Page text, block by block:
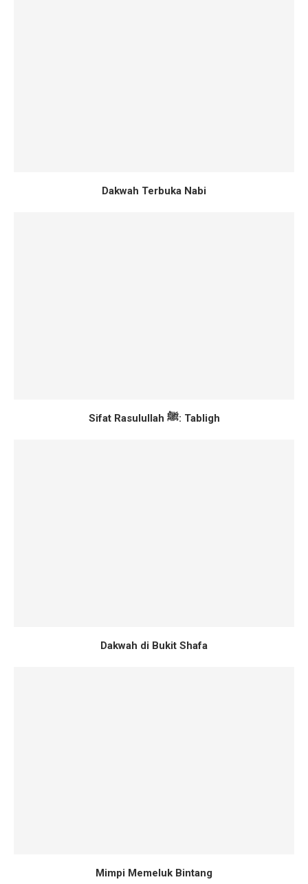
Dakwah Terbuka Nabi
Sifat Rasulullah ﷺ: Tabligh
Dakwah di Bukit Shafa
Mimpi Memeluk Bintang